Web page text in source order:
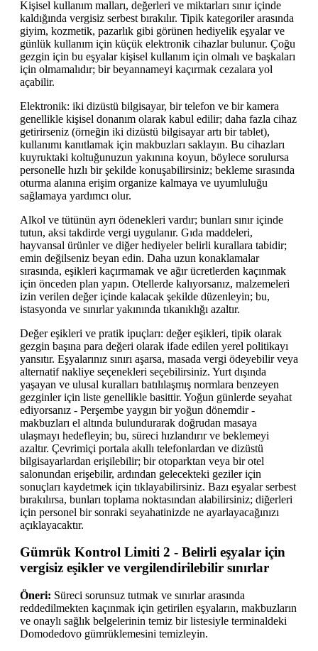
Kişisel kullanım malları, değerleri ve miktarları sınır içinde
kaldığında vergisiz serbest bırakılır. Tipik kategoriler arasında
giyim, kozmetik, pazarlık gibi görünen hediyelik eşyalar ve
günlük kullanım için küçük elektronik cihazlar bulunur. Çoğu
gezgin için bu eşyalar kişisel kullanım için olmalı ve başkaları
için olmamalıdır; bir beyannameyi kaçırmak cezalara yol
açabilir.
Elektronik: iki dizüstü bilgisayar, bir telefon ve bir kamera
genellikle kişisel donanım olarak kabul edilir; daha fazla cihaz
getirirseniz (örneğin iki dizüstü bilgisayar artı bir tablet),
kullanımı kanıtlamak için makbuzları saklayın. Bu cihazları
kuyruktaki koltuğunuzun yakınına koyun, böylece sorulursa
personelle hızlı bir şekilde konuşabilirsiniz; bekleme sırasında
oturma alanına erişim organize kalmaya ve uyumluluğu
sağlamaya yardımcı olur.
Alkol ve tütünün ayrı ödenekleri vardır; bunları sınır içinde
tutun, aksi takdirde vergi uygulanır. Gıda maddeleri,
hayvansal ürünler ve diğer hediyeler belirli kurallara tabidir;
emin değilseniz beyan edin. Daha uzun konaklamalar
sırasında, eşikleri kaçırmamak ve ağır ücretlerden kaçınmak
için önceden plan yapın. Otellerde kalıyorsanız, malzemeleri
izin verilen değer içinde kalacak şekilde düzenleyin; bu,
istasyonda ve sınırlar yakınında tıkanıklığı azaltır.
Değer eşikleri ve pratik ipuçları: değer eşikleri, tipik olarak
gezgin başına para değeri olarak ifade edilen yerel politikayı
yansıtır. Eşyalarınız sınırı aşarsa, masada vergi ödeyebilir veya
alternatif nakliye seçenekleri seçebilirsiniz. Yurt dışında
yaşayan ve ulusal kuralları batılılaşmış normlara benzeyen
gezginler için liste genellikle basittir. Yoğun günlerde seyahat
ediyorsanız - Perşembe yaygın bir yoğun dönemdir -
makbuzları el altında bulundurarak doğrudan masaya
ulaşmayı hedefleyin; bu, süreci hızlandırır ve beklemeyi
azaltır. Çevrimiçi portala akıllı telefonlardan ve dizüstü
bilgisayarlardan erişilebilir; bir otoparktan veya bir otel
salonundan erişebilir, ardından gelecekteki geziler için
sonuçları kaydetmek için tıklayabilirsiniz. Bazı eşyalar serbest
bırakılırsa, bunları toplama noktasından alabilirsiniz; diğerleri
için personel bir sonraki seyahatinizde ne ayarlayacağınızı
açıklayacaktır.
Gümrük Kontrol Limiti 2 - Belirli eşyalar için
vergisiz eşikler ve vergilendirilebilir sınırlar
Öneri: Süreci sorunsuz tutmak ve sınırlar arasında
reddedilmekten kaçınmak için getirilen eşyaların, makbuzların
ve onaylı sağlık belgelerinin temiz bir listesiyle terminaldeki
Domodedovo gümrüklemesini temizleyin.